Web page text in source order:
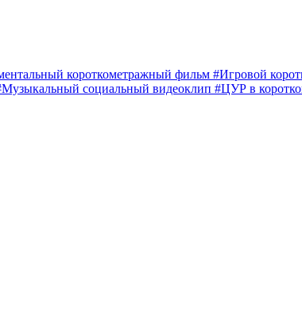
короткометражный фильм #Игровой
социальный видеоклип #ЦУР в